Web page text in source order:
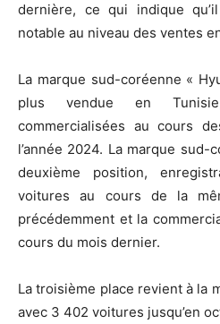
dernière, ce qui indique
notable au niveau des ventes
La marque sud-coréenne «
plus vendue en
commercialisées au cours
l’année 2024. La marque
deuxième position,
voitures au cours de la
précédemment et la
cours du mois dernier.
La troisième place revient à la
avec 3 402 voitures jusqu’en